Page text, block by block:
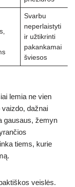
Svarbu
neperlaistyti
ir užtikrinti
pakankamai
šviesos
lemia ne vien
dažnai
gausaus, žemyn
tiems, kurie
veislės.